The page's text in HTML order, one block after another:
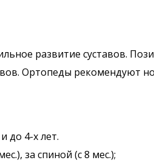
развитие суставов.
Ортопеды рекомендуют
до 4-х лет.
за спиной (с 8 мес.);